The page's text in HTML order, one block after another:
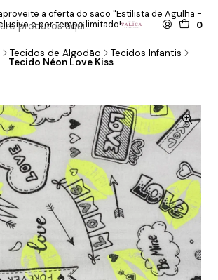
0
a oferta do saco "Estilista de Agulha -
e por tempo limitado!
Tecidos de Algodão Tecidos Infantis
Tecido Néon Love Kiss